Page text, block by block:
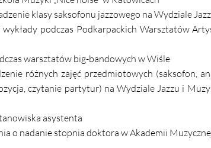
klasy saksofonu jazzowego na Wydziale
podczas Podkarpackich Warsztatów
warsztatów big-bandowych w Wiśle
różnych zajęć przedmiotowych (saksofon,
czytanie partytur) na Wydziale Jazzu i
asystenta
o nadanie stopnia doktora w Akademii